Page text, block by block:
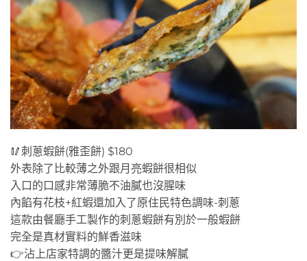
🥢刺蔥蝦餅(雅歪餅) $180
外表除了比較薄之外跟月亮蝦餅很相似
入口的口感非常薄脆不油膩也沒腥味
內餡有花枝+紅蝦還加入了原住民特色調味-刺蔥
這款由餐廳手工製作的刺蔥蝦餅有別於一般蝦餅
完全是真材實料的鮮香滋味
👉沾上店家特調的醬汁更是提味解膩